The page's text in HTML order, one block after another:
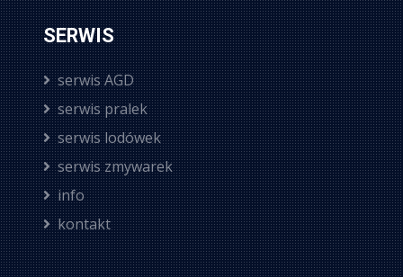
SERWIS
serwis AGD
serwis pralek
serwis lodówek
serwis zmywarek
info
kontakt